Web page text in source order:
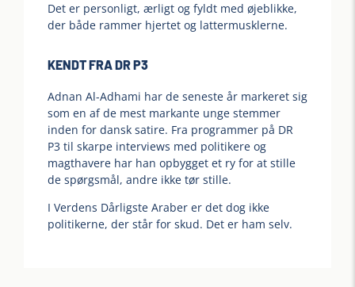
Det er personligt, ærligt og fyldt med øjeblikke,
der både rammer hjertet og lattermusklerne.
KENDT FRA DR P3
Adnan Al-Adhami har de seneste år markeret sig
som en af de mest markante unge stemmer
inden for dansk satire. Fra programmer på DR
P3 til skarpe interviews med politikere og
magthavere har han opbygget et ry for at stille
de spørgsmål, andre ikke tør stille.
I Verdens Dårligste Araber er det dog ikke
politikerne, der står for skud. Det er ham selv.